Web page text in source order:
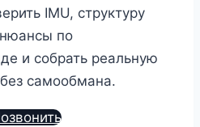
IMU, структуру
по
и собрать реальную
самообмана.